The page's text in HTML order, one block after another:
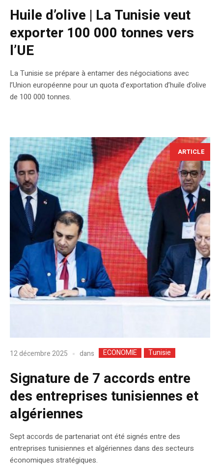
Huile d’olive | La Tunisie veut
exporter 100 000 tonnes vers
l’UE
La Tunisie se prépare à entamer des négociations avec
l’Union européenne pour un quota d’exportation d’huile d’olive
de 100 000 tonnes.
ARTICLE
12 décembre 2025 dans ECONOMIE Tunisie
Signature de 7 accords entre
des entreprises tunisiennes et
algériennes
Sept accords de partenariat ont été signés entre des
entreprises tunisiennes et algériennes dans des secteurs
économiques stratégiques.